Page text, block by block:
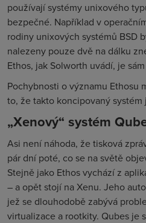
používají systémy unixového
bezpečné. Například v
rodiny unixových systémů BSD
nalezeny pouze dvě na dálku
Ethos, jak Solworth uvádí, je
Pochybnosti o významu Ethosu
to, že takto koncipovaný
„Xenový“ systém
Asi není náhoda, že tisková
pár dní poté, co se na světě
Stejně jako Ethos vychází z
– a opět stojí na Xenu. Jeho
jež se dlouhodobě zabývá
virtualizace a rootkity. Qubes je